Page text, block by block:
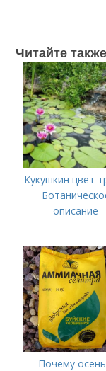
Читайте также
Кукушкин цвет
описание
Почему